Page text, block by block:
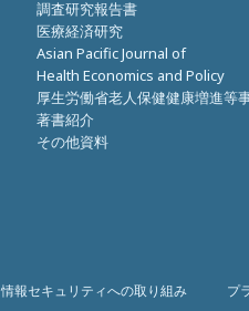
調査研究報告書
医療経済研究
Asian Pacific Journal of
Health Economics and Policy
厚生労働省老人保健健康増進等
著書紹介
その他資料
情報セキュリティへの取り組み プ